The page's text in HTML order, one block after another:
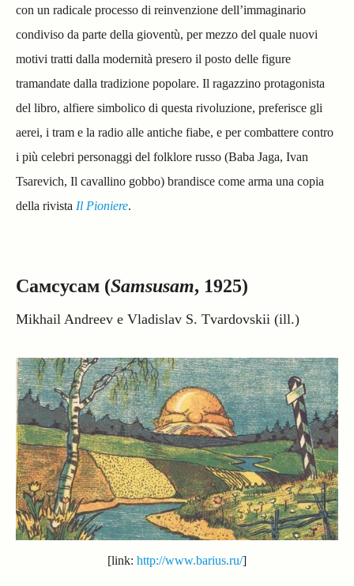
con un radicale processo di reinvenzione dell’immaginario
condiviso da parte della gioventù, per mezzo del quale nuovi
motivi tratti dalla modernità presero il posto delle figure
tramandate dalla tradizione popolare. Il ragazzino protagonista
del libro, alfiere simbolico di questa rivoluzione, preferisce gli
aerei, i tram e la radio alle antiche fiabe, e per combattere contro
i più celebri personaggi del folklore russo (Baba Jaga, Ivan
Tsarevich, Il cavallino gobbo) brandisce come arma una copia
della rivista Il Pioniere.
Самсусам (Samsusam, 1925)
Mikhail Andreev e Vladislav S. Tvardovskii (ill.)
[link: http://www.barius.ru/]